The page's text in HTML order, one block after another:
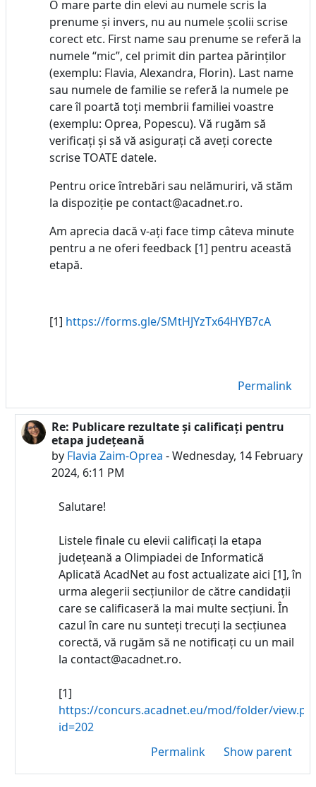
O mare parte din elevi au numele scris la
prenume și invers, nu au numele școlii scrise
corect etc. First name sau prenume se referă la
numele “mic”, cel primit din partea părinților
(exemplu: Flavia, Alexandra, Florin). Last name
sau numele de familie se referă la numele pe
care îl poartă toți membrii familiei voastre
(exemplu: Oprea, Popescu). Vă rugăm să
verificați și să vă asigurați că aveți corecte
scrise TOATE datele.
Pentru orice întrebări sau nelămuriri, vă stăm
la dispoziție pe contact@acadnet.ro.
Am aprecia dacă v-ați face timp câteva minute
pentru a ne oferi feedback [1] pentru această
etapă.
[1] https://forms.gle/SMtHJYzTx64HYB7cA
Permalink
In reply to Flavia Zaim-Oprea
Re: Publicare rezultate și calificați pentru
etapa județeană
by Flavia Zaim-Oprea -Wednesday, 14 February
2024, 6:11 PM
Salutare!
Listele finale cu elevii calificați la etapa
județeană a Olimpiadei de Informatică
Aplicată AcadNet au fost actualizate aici [1], în
urma alegerii secțiunilor de către candidații
care se calificaseră la mai multe secțiuni. În
cazul în care nu sunteți trecuți la secțiunea
corectă, vă rugăm să ne notificați cu un mail
la contact@acadnet.ro.
[1]
https://concurs.acadnet.eu/mod/folder/
id=202
Permalink
Show parent